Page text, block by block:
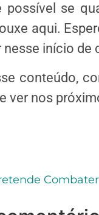
possível se
aqui.
início de
conteúdo,
ver nos